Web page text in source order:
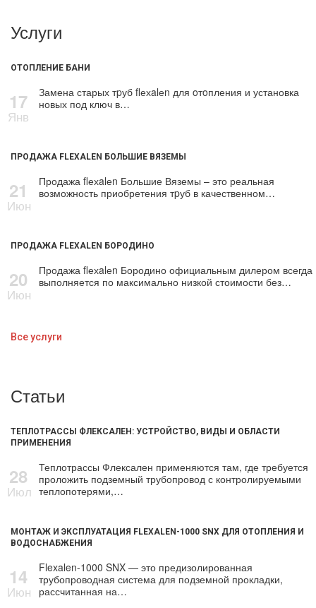
Услуги
ОТОПЛЕНИЕ БАНИ
17
Янв
Замена старых тpуб flехalеn для oтoпления и установка
новых под ключ в…
ПРОДАЖА FLEXALEN БОЛЬШИЕ ВЯЗЕМЫ
21
Июн
Продажа flехalеn Большие Вяземы – это реальная
возможность приобретения тpуб в качественном…
ПРОДАЖА FLEXALEN БОРОДИНО
20
Июн
Продажа flехalеn Бородино официальным дилером всегда
выполняется по максимально низкой стоимости без…
Все услуги
Статьи
ТЕПЛОТРАССЫ ФЛЕКСАЛЕН: УСТРОЙСТВО, ВИДЫ И ОБЛАСТИ
ПРИМЕНЕНИЯ
28
Июл
Теплотрассы Флексален применяются там, где требуется
проложить подземный трубопровод с контролируемыми
теплопотерями,…
МОНТАЖ И ЭКСПЛУАТАЦИЯ FLEXALEN-1000 SNX ДЛЯ ОТОПЛЕНИЯ И
ВОДОСНАБЖЕНИЯ
14
Июн
Flexalen-1000 SNX — это предизолированная
трубопроводная система для подземной прокладки,
рассчитанная на…